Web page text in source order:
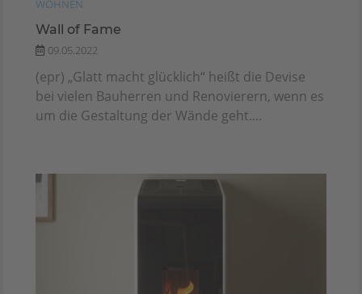
WOHNEN
Wall of Fame
09.05.2022
(epr) „Glatt macht glücklich“ heißt die Devise
bei vielen Bauherren und Renovierern, wenn es
um die Gestaltung der Wände geht....